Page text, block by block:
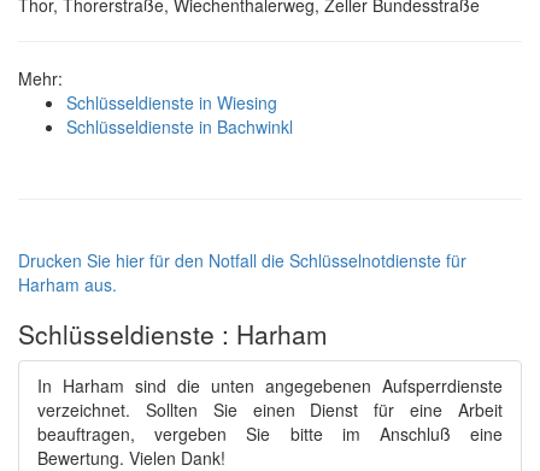
Thor, Thorerstraße, Wiechenthalerweg, Zeller Bundesstraße
Mehr:
Schlüsseldienste in Wiesing
Schlüsseldienste in Bachwinkl
Drucken Sie hier für den Notfall die Schlüsselnotdienste für
Harham aus.
Schlüsseldienste : Harham
In Harham sind die unten angegebenen Aufsperrdienste
verzeichnet. Sollten Sie einen Dienst für eine Arbeit
beauftragen, vergeben Sie bitte im Anschluß eine
Bewertung. Vielen Dank!